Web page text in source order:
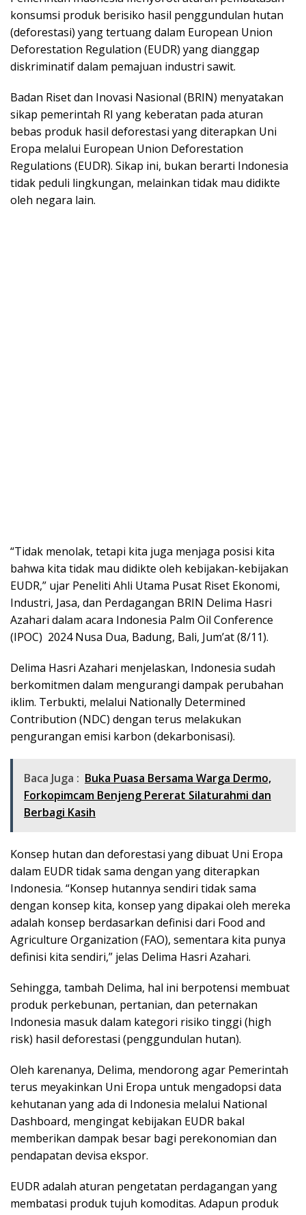
konsumsi produk berisiko hasil penggundulan hutan
(deforestasi) yang tertuang dalam European Union
Deforestation Regulation (EUDR) yang dianggap
diskriminatif dalam pemajuan industri sawit.
Badan Riset dan Inovasi Nasional (BRIN) menyatakan
sikap pemerintah RI yang keberatan pada aturan
bebas produk hasil deforestasi yang diterapkan Uni
Eropa melalui European Union Deforestation
Regulations (EUDR). Sikap ini, bukan berarti Indonesia
tidak peduli lingkungan, melainkan tidak mau didikte
oleh negara lain.
“Tidak menolak, tetapi kita juga menjaga posisi kita
bahwa kita tidak mau didikte oleh kebijakan-kebijakan
EUDR,” ujar Peneliti Ahli Utama Pusat Riset Ekonomi,
Industri, Jasa, dan Perdagangan BRIN Delima Hasri
Azahari dalam acara Indonesia Palm Oil Conference
(IPOC) 2024 Nusa Dua, Badung, Bali, Jum’at (8/11).
Delima Hasri Azahari menjelaskan, Indonesia sudah
berkomitmen dalam mengurangi dampak perubahan
iklim. Terbukti, melalui Nationally Determined
Contribution (NDC) dengan terus melakukan
pengurangan emisi karbon (dekarbonisasi).
Baca Juga : Buka Puasa Bersama Warga Dermo,
Forkopimcam Benjeng Pererat Silaturahmi dan
Berbagi Kasih
Konsep hutan dan deforestasi yang dibuat Uni Eropa
dalam EUDR tidak sama dengan yang diterapkan
Indonesia. “Konsep hutannya sendiri tidak sama
dengan konsep kita, konsep yang dipakai oleh mereka
adalah konsep berdasarkan definisi dari Food and
Agriculture Organization (FAO), sementara kita punya
definisi kita sendiri,” jelas Delima Hasri Azahari.
Sehingga, tambah Delima, hal ini berpotensi membuat
produk perkebunan, pertanian, dan peternakan
Indonesia masuk dalam kategori risiko tinggi (high
risk) hasil deforestasi (penggundulan hutan).
Oleh karenanya, Delima, mendorong agar Pemerintah
terus meyakinkan Uni Eropa untuk mengadopsi data
kehutanan yang ada di Indonesia melalui National
Dashboard, mengingat kebijakan EUDR bakal
memberikan dampak besar bagi perekonomian dan
pendapatan devisa ekspor.
EUDR adalah aturan pengetatan perdagangan yang
membatasi produk tujuh komoditas. Adapun produk